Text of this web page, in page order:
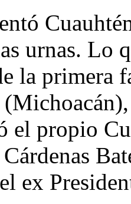
urnas. Lo
la primera
el propio
ex